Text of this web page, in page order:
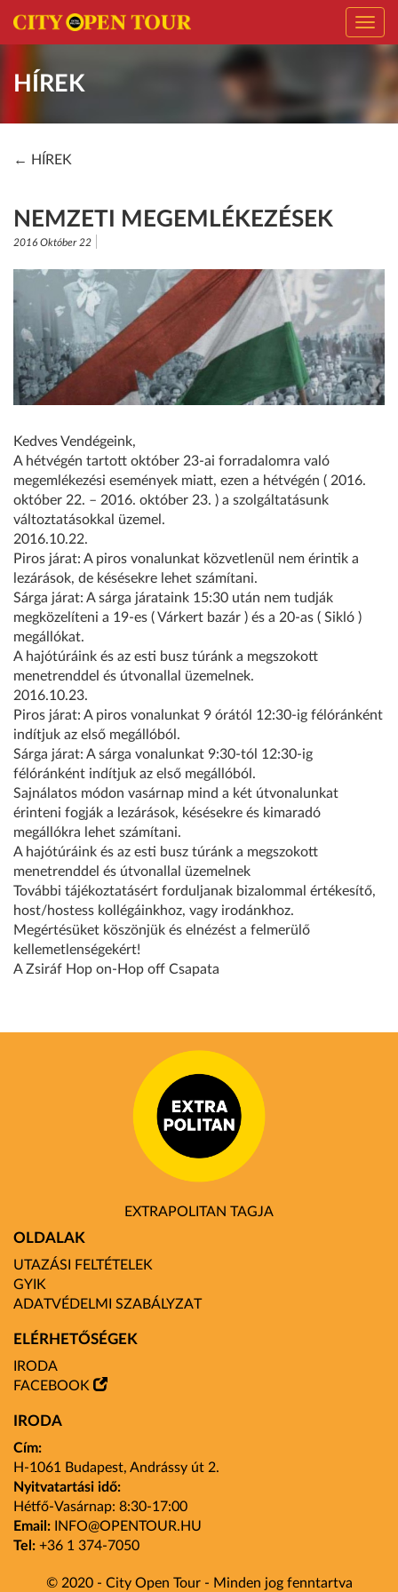
HÍREK
← HÍREK
NEMZETI MEGEMLÉKEZÉSEK
2016 Október 22
Kedves Vendégeink,
A hétvégén tartott október 23-ai forradalomra való
megemlékezési események miatt, ezen a hétvégén ( 2016.
október 22. – 2016. október 23. ) a szolgáltatásunk
változtatásokkal üzemel.
2016.10.22.
Piros járat: A piros vonalunkat közvetlenül nem érintik a
lezárások, de késésekre lehet számítani.
Sárga járat: A sárga járataink 15:30 után nem tudják
megközelíteni a 19-es ( Várkert bazár ) és a 20-as ( Sikló )
megállókat.
A hajótúráink és az esti busz túránk a megszokott
menetrenddel és útvonallal üzemelnek.
2016.10.23.
Piros járat: A piros vonalunkat 9 órától 12:30-ig félóránként
indítjuk az első megállóból.
Sárga járat: A sárga vonalunkat 9:30-tól 12:30-ig
félóránként indítjuk az első megállóból.
Sajnálatos módon vasárnap mind a két útvonalunkat
érinteni fogják a lezárások, késésekre és kimaradó
megállókra lehet számítani.
A hajótúráink és az esti busz túránk a megszokott
menetrenddel és útvonallal üzemelnek
További tájékoztatásért forduljanak bizalommal értékesítő,
host/hostess kollégáinkhoz, vagy irodánkhoz.
Megértésüket köszönjük és elnézést a felmerülő
kellemetlenségekért!
A Zsiráf Hop on-Hop off Csapata
EXTRAPOLITAN TAGJA
OLDALAK
UTAZÁSI FELTÉTELEK
GYIK
ADATVÉDELMI SZABÁLYZAT
ELÉRHETŐSÉGEK
IRODA
FACEBOOK
IRODA
Cím:
H-1061 Budapest, Andrássy út 2.
Nyitvatartási idő:
Hétfő-Vasárnap: 8:30-17:00
Email:
INFO@OPENTOUR.HU
Tel: +36 1 374-7050
© 2020 - City Open Tour - Minden jog fenntartva